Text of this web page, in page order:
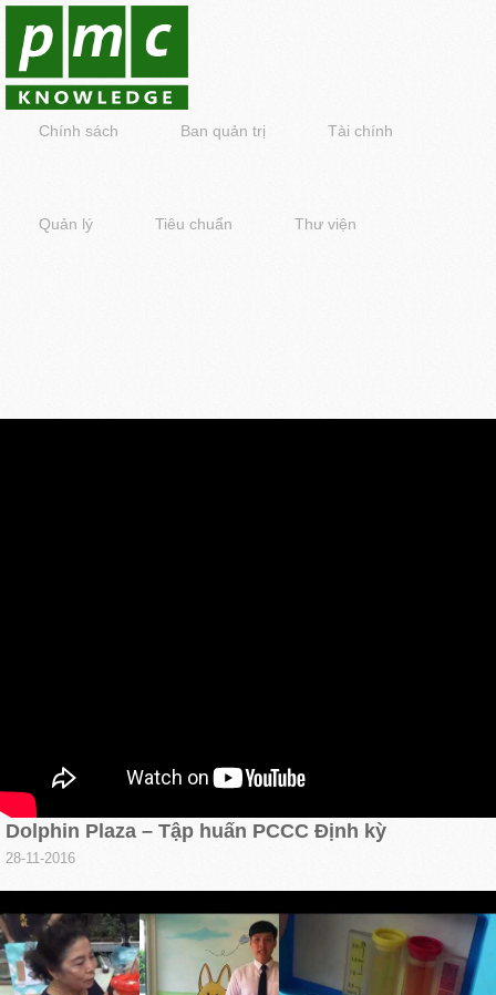
Chính sách Ban quản trị Tài chính
Quản lý Tiêu chuẩn Thư viện
Dolphin Plaza – Tập huấn PCCC Định kỳ
28-11-2016